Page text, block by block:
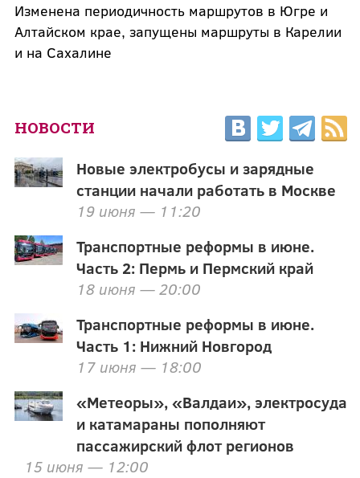
Изменена периодичность маршрутов в Югре и
Алтайском крае, запущены маршруты в Карелии
и на Сахалине
НОВОСТИ
Новые электробусы и зарядные
станции начали работать в Москве
19 июня — 11:20
Транспортные реформы в июне.
Часть 2: Пермь и Пермский край
18 июня — 20:00
Транспортные реформы в июне.
Часть 1: Нижний Новгород
17 июня — 18:00
«Метеоры», «Валдаи», электросуда
и катамараны пополняют
пассажирский флот регионов
15 июня — 12:00